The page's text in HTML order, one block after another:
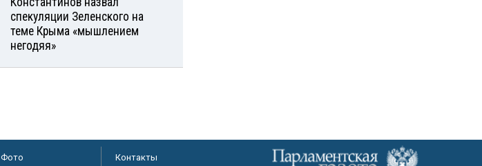
спекуляции Зеленского на
теме Крыма «мышлением
негодяя»
Фото
Контакты